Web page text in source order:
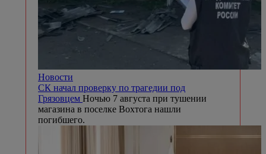
Новости
СК начал проверку по трагедии под
Грязовцем Ночью 7 августа при тушении
магазина в поселке Вохтога нашли
погибшего.